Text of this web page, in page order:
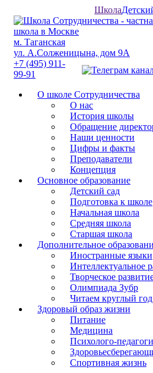
Школа
м. Таганская
ул. А.Солженицына, дом 9А
+7 (495) 911-
99-91
О школе Сотрудничества
О нас
История школы
Обращение
Наши ценности
Цифры и факты
Преподаватели
Концепция
Основное образование
Детский сад
Подготовка к школе
Начальная школа
Средняя школа
Старшая школа
Дополнительное
Иностранные языки
Интеллектуальное
Творческое
Олимпиада Зубр
Читаем круглый год
Здоровый образ жизни
Питание
Медицина
Психолого-
Спортивная жизнь